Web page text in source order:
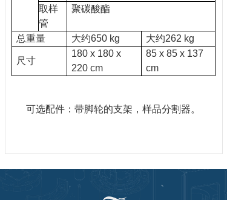
取样
管
聚碳酸酯
总重量 大约650 kg 大约262 kg
尺寸
180 x 180 x
220 cm
85 x 85 x 137
cm
可选配件：带脚轮的支架，样品分割器。